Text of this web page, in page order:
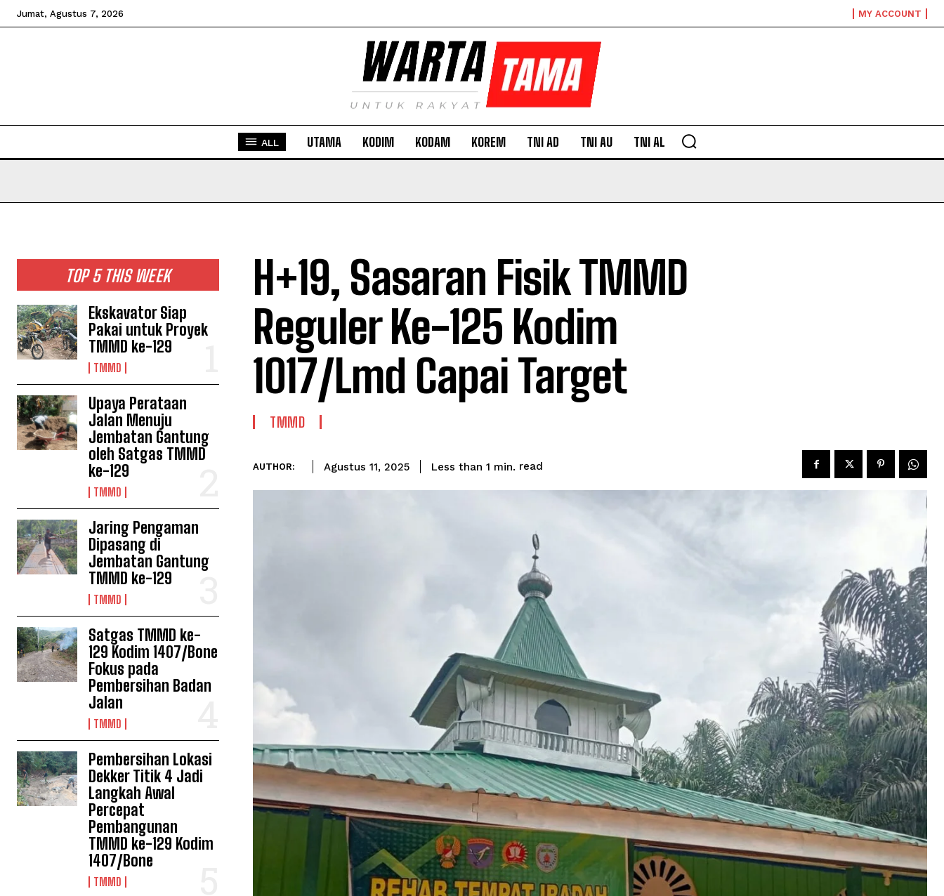
Jumat, Agustus 7, 2026 MY ACCOUNT
ALL UTAMA KODIM KODAM KOREM TNI AD TNI AU TNI AL
TOP 5 THIS WEEK
Ekskavator Siap
Pakai untuk Proyek
TMMD ke-129
TMMD
Upaya Perataan
Jalan Menuju
Jembatan Gantung
oleh Satgas TMMD
ke-129
TMMD
Jaring Pengaman
Dipasang di
Jembatan Gantung
TMMD ke-129
TMMD
Satgas TMMD ke-
129 Kodim 1407/Bone
Fokus pada
Pembersihan Badan
Jalan
TMMD
Pembersihan Lokasi
Dekker Titik 4 Jadi
Langkah Awal
Percepat
Pembangunan
TMMD ke-129 Kodim
1407/Bone
TMMD
H+19, Sasaran Fisik TMMD
Reguler Ke-125 Kodim
1017/Lmd Capai Target
TMMD
AUTHOR: Agustus 11, 2025 Less than 1 min. read